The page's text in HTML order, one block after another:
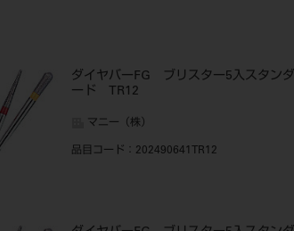
ダイヤバーFG ブリスター5入スタンダ
ード TR12
マニー（株）
品目コード ：202490641TR12